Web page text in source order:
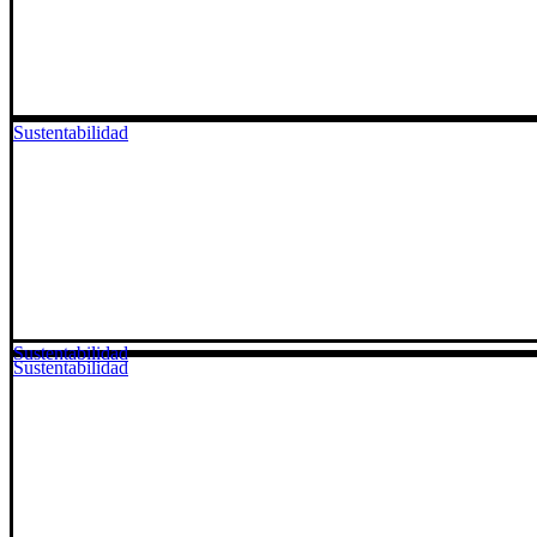
Sustentabilidad
Sustentabilidad
Sustentabilidad